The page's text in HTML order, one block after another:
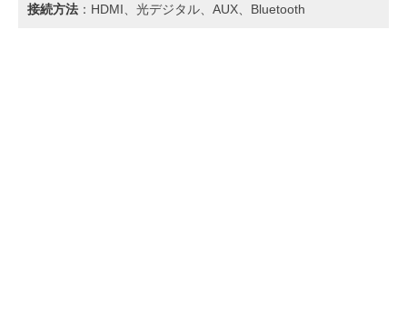
接続方法 ：HDMI、光デジタル、AUX、Bluetooth